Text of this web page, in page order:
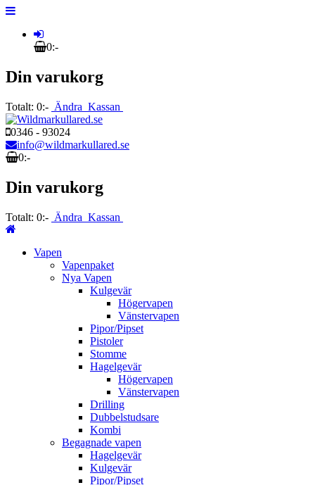
0:-
Din varukorg
Totalt: 0:- Ändra Kassan
0346 - 93024
info@wildmarkullared.se
0:-
Din varukorg
Totalt: 0:- Ändra Kassan
Vapen
Vapenpaket
Nya Vapen
Kulgevär
Högervapen
Vänstervapen
Pipor/Pipset
Pistoler
Stomme
Hagelgevär
Högervapen
Vänstervapen
Drilling
Dubbelstudsare
Kombi
Begagnade vapen
Hagelgevär
Kulgevär
Pipor/Pipset